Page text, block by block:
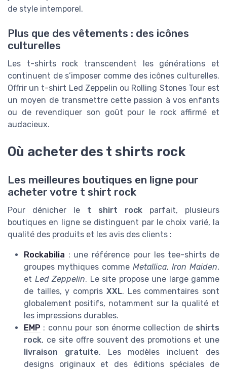
de style intemporel.
Plus que des vêtements : des icônes
culturelles
Les t-shirts rock transcendent les générations et
continuent de s’imposer comme des icônes culturelles.
Offrir un t-shirt Led Zeppelin ou Rolling Stones Tour est
un moyen de transmettre cette passion à vos enfants
ou de revendiquer son goût pour le rock affirmé et
audacieux.
Où acheter des t shirts rock
Les meilleures boutiques en ligne pour
acheter votre t shirt rock
Pour dénicher le t shirt rock parfait, plusieurs
boutiques en ligne se distinguent par le choix varié, la
qualité des produits et les avis des clients :
Rockabilia : une référence pour les tee-shirts de
groupes mythiques comme Metallica, Iron Maiden,
et Led Zeppelin. Le site propose une large gamme
de tailles, y compris XXL. Les commentaires sont
globalement positifs, notamment sur la qualité et
les impressions durables.
EMP : connu pour son énorme collection de shirts
rock, ce site offre souvent des promotions et une
livraison gratuite. Les modèles incluent des
designs originaux et des éditions spéciales de